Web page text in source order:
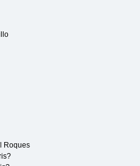
Roques